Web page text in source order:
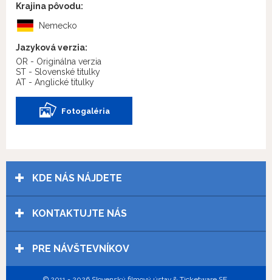
Krajina pôvodu:
Nemecko
Jazyková verzia:
OR - Originálna verzia
ST - Slovenské titulky
AT - Anglické titulky
Fotogaléria
KDE NÁS NÁJDETE
KONTAKTUJTE NÁS
PRE NÁVŠTEVNÍKOV